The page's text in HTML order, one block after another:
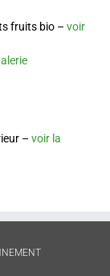
fruits bio – voir
– voir la